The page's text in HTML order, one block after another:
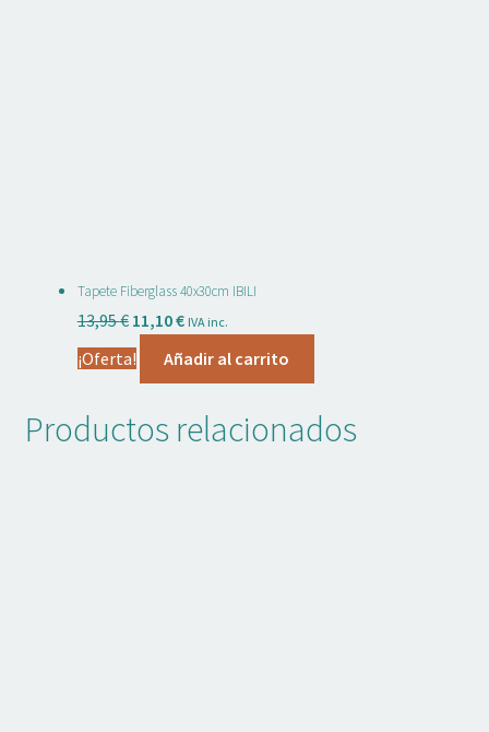
Tapete Fiberglass 40x30cm IBILI
13,95€ El
precio
original
13,95 €.
11,10€El
11,10 €.
IVA inc.
¡Oferta! Añadir al carrito
Productos relacionados